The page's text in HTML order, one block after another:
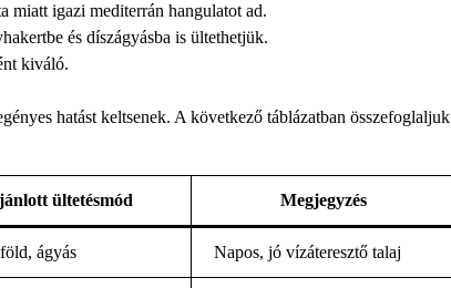
miatt igazi mediterrán hangulatot ad.
és díszágyásba is ültethetjük.
kiváló.
hatást keltsenek. A következő táblázatban összefoglaljuk
ültetésmód Megjegyzés
ágyás Napos, jó vízáteresztő talaj